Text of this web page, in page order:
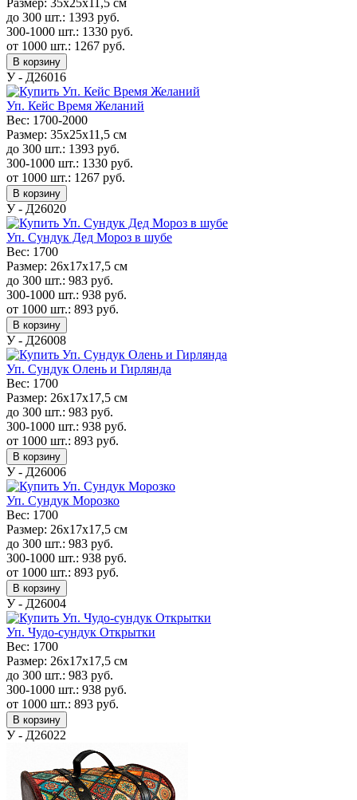
до 300 шт.: 1393 руб.
300-1000 шт.: 1330 руб.
от 1000 шт.: 1267 руб.
В корзину
У - Д26016
Уп. Кейс Время Желаний
Вес: 1700-2000
Размер: 35x25x11,5 см
до 300 шт.: 1393 руб.
300-1000 шт.: 1330 руб.
от 1000 шт.: 1267 руб.
В корзину
У - Д26020
Уп. Сундук Дед Мороз в шубе
Вес: 1700
Размер: 26х17х17,5 см
до 300 шт.: 983 руб.
300-1000 шт.: 938 руб.
от 1000 шт.: 893 руб.
В корзину
У - Д26008
Уп. Сундук Олень и Гирлянда
Вес: 1700
Размер: 26х17х17,5 см
до 300 шт.: 983 руб.
300-1000 шт.: 938 руб.
от 1000 шт.: 893 руб.
В корзину
У - Д26006
Уп. Сундук Морозко
Вес: 1700
Размер: 26х17х17,5 см
до 300 шт.: 983 руб.
300-1000 шт.: 938 руб.
от 1000 шт.: 893 руб.
В корзину
У - Д26004
Уп. Чудо-сундук Открытки
Вес: 1700
Размер: 26х17х17,5 см
до 300 шт.: 983 руб.
300-1000 шт.: 938 руб.
от 1000 шт.: 893 руб.
В корзину
У - Д26022